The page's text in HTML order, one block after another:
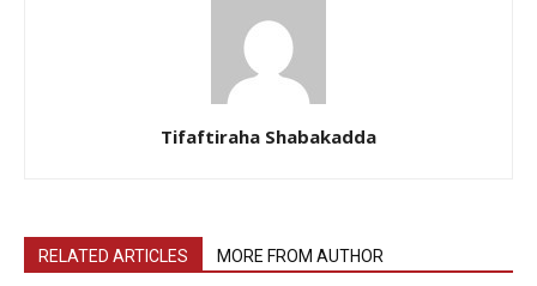
Tifaftiraha Shabakadda
RELATED ARTICLES MORE FROM AUTHOR